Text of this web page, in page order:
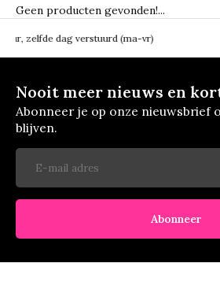
Geen producten gevonden!...
dag verstuurd (ma-vr)
Nooit meer nieuws en
Abonneer je op onze nieuwsbrief
blijven.
Abonneer